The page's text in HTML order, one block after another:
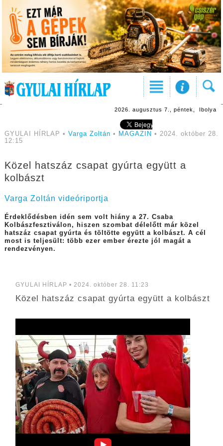
2026. augusztus 7., péntek, Ibolya
GYULAI HÍRLAP • Varga Zoltán • MAGAZIN • 2024. október 28.
12:15
Közel hatszáz csapat gyúrta együtt a
kolbászt
Varga Zoltán videóriportja
Érdeklődésben idén sem volt hiány a 27. Csaba
Kolbászfesztiválon, hiszen szombat délelőtt már közel
hatszáz csapat gyúrta és töltötte együtt a kolbászt. A cél
most is teljesült: több ezer ember érezte jól magát a
rendezvényen.
GYULAI HÍRLAP • 2024. október 28. 11:23
Közel hatszáz csapat gyúrta együtt a kolbászt